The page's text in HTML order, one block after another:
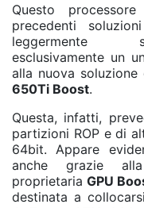
Questo
precedenti soluzioni
leggermente
esclusivamente un
alla nuova soluzione
650Ti Boost.
Questa, infatti,
partizioni ROP e di
64bit. Appare
anche grazie
proprietaria GPU
destinata a